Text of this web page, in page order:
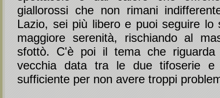
giallorossi che non rimani
Lazio, sei più libero e puoi seguire lo
maggiore serenità, rischiando al
sfottò. C'è poi il tema che riguarda
vecchia data tra le due tifoserie
sufficiente per non avere troppi